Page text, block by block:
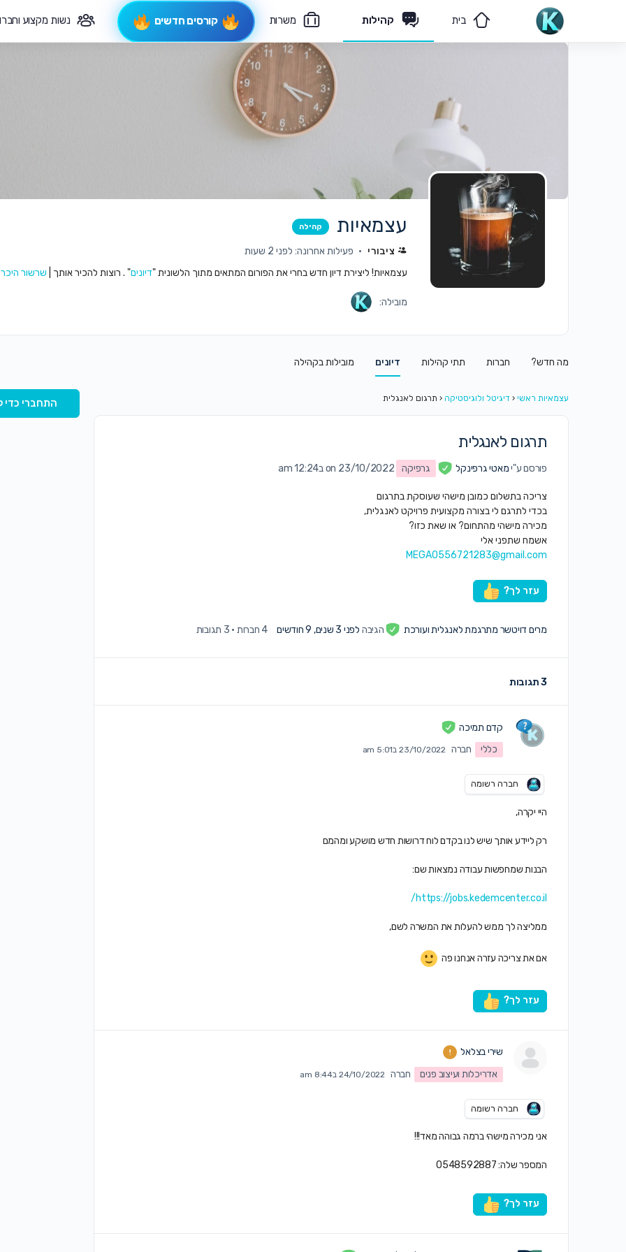
בית קהילות משרות קורסים חדשים נשות מקצוע
פיקוח תורני
עצמאיות קהילה
ציבורי
פעילות אחרונה: לפני 2 שעות
עצמאיות! ליצירת דיון חדש בחרי את הפורום המתאים מתוך הלשונית "דיונים" . רוצות להכיר אותך | שרשור
מובילה:
מה חדש? חברות תתי קהילות דיונים מובילות בקהילה
עצמאיות ראשי ‹ דיגיטל ולוגיסטיקה ‹ תרגום לאנגלית
תרגום לאנגלית
פורסם ע"ימאטי גרפינקל גרפיקה on 23/10/2022 ב12:24 am
צריכה בתשלום כמובן מישהי שעוסקת בתרגום
בכדי לתרגם לי בצורה מקצועית פרויקט לאנגלית,
מכירה מישהי מהתחום? או שאת כזו?
אשמח שתפני אלי
MEGA0556721283@gmail.com
עזר לך?
מרים דויטשר מתרגמת לאנגלית ועורכת הגיבה לפני 3 שנים, 9 חודשים 4 חברות · 3 תגובות
3 תגובות
קדם תמיכה
כללי
חברה 23/10/2022 ב5:01 am
חברה רשומה
היי יקרה,
רק ליידע אותך שיש לנו בקדם לוח דרושות חדש מושקע ומהמם
הבנות שמחפשות עבודה נמצאות שם:
https://jobs.kedemcenter.co.il/
ממליצה לך ממש להעלות את המשרה לשם,
אם את צריכה עזרה אנחנו פה
עזר לך?
שירי בצלאל
אדריכלות ועיצוב פנים
חברה 24/10/2022 ב8:44 am
חברה רשומה
אני מכירה מישהי ברמה גבוהה מאד!!!
המספר שלה: 0548592887
עזר לך?
התחברי כדי